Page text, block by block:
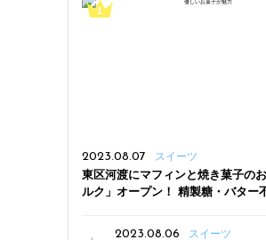
2023.08.07 スイーツ
東区河渡にマフィンと焼き菓子の
ルク」オープン！ 精製糖・バター
2023.08.06
スイーツ